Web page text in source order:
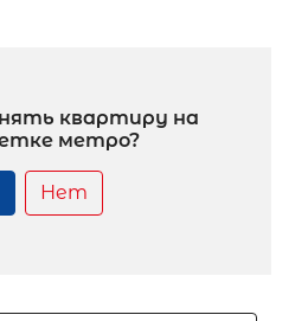
квартиру на
метро?
Нет